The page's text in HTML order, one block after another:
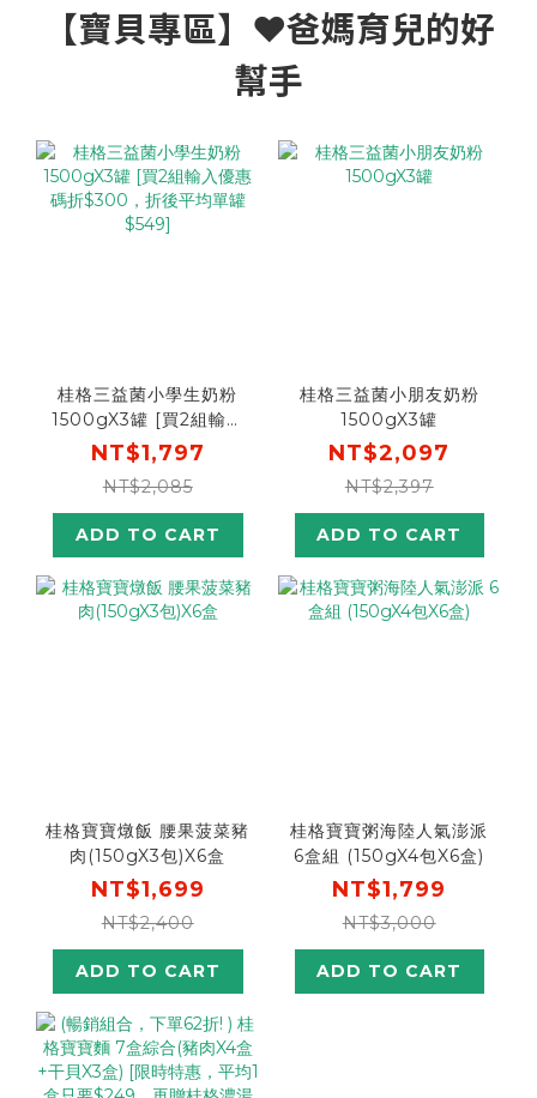
【寶貝專區】❤️爸媽育兒的好
幫手
桂格三益菌小學生奶粉
1500gX3罐 [買2組輸入
優惠碼折$300，折後平
均單罐$549]
NT$1,797
NT$2,085
ADD TO CART
桂格三益菌小朋友奶粉
1500gX3罐
NT$2,097
NT$2,397
ADD TO CART
桂格寶寶燉飯 腰果菠菜豬
肉(150gX3包)X6盒
NT$1,699
NT$2,400
ADD TO CART
桂格寶寶粥海陸人氣澎派
6盒組 (150gX4包X6盒)
NT$1,799
NT$3,000
ADD TO CART